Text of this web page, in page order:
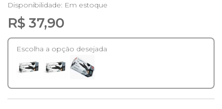
Disponibilidade: Em estoque
R$ 37,90
Escolha a opção desejada